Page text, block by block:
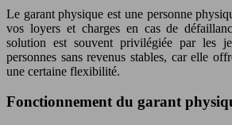
Le garant physique est une personne
vos loyers et charges en cas de
solution est souvent privilégiée par les
personnes sans revenus stables, car elle
une certaine flexibilité.
Fonctionnement du garant